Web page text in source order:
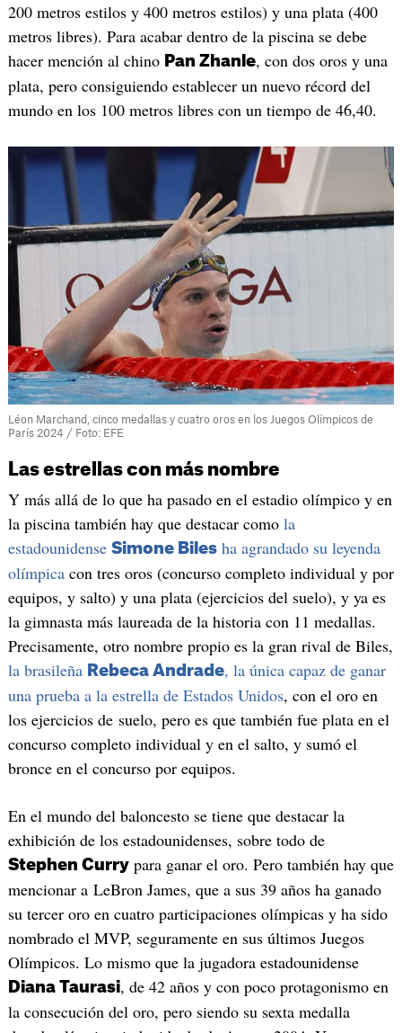
200 metros estilos y 400 metros estilos) y una plata (400
metros libres). Para acabar dentro de la piscina se debe
hacer mención al chino Pan Zhanle, con dos oros y una
plata, pero consiguiendo establecer un nuevo récord del
mundo en los 100 metros libres con un tiempo de 46,40.
Léon Marchand, cinco medallas y cuatro oros en los Juegos Olímpicos de
París 2024 / Foto: EFE
Las estrellas con más nombre
Y más allá de lo que ha pasado en el estadio olímpico y en
la piscina también hay que destacar como la
estadounidense Simone Bilesha agrandado su leyenda
olímpicacon tres oros (concurso completo individual y por
equipos, y salto) y una plata (ejercicios del suelo), y ya es
la gimnasta más laureada de la historia con 11 medallas.
Precisamente, otro nombre propio es la gran rival de Biles,
la brasileña Rebeca Andrade, la única capaz de ganar
una prueba a la estrella de Estados Unidos, con el oro en
los ejercicios de suelo, pero es que también fue plata en el
concurso completo individual y en el salto, y sumó el
bronce en el concurso por equipos.
En el mundo del baloncesto se tiene que destacar la
exhibición de los estadounidenses, sobre todo de
Stephen Currypara ganar el oro. Pero también hay que
mencionar a LeBron James, que a sus 39 años ha ganado
su tercer oro en cuatro participaciones olímpicas y ha sido
nombrado el MVP, seguramente en sus últimos Juegos
Olímpicos. Lo mismo que la jugadora estadounidense
Diana Taurasi, de 42 años y con poco protagonismo en
la consecución del oro, pero siendo su sexta medalla